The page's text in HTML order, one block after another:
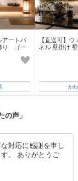
アートパ
り ゴー
【直送可】
ネル 壁掛け
か
の声」
対応に感謝を申し
。 ありがとうご